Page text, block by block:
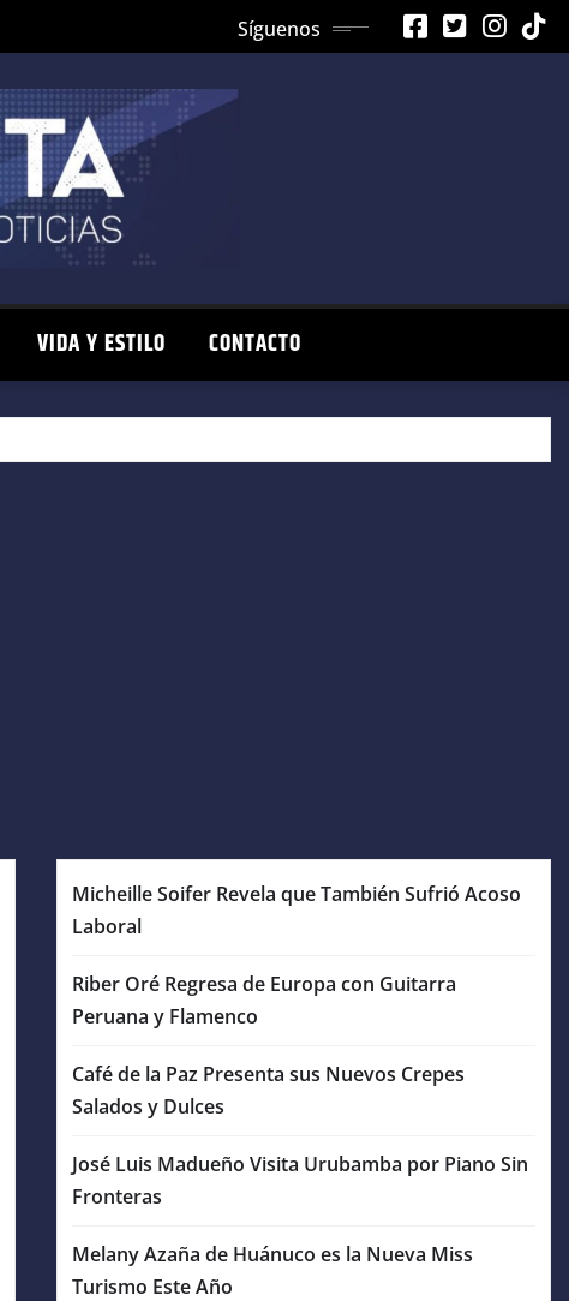
Síguenos
VIDA Y ESTILO CONTACTO
Micheille Soifer Revela que También Sufrió Acoso
Laboral
Riber Oré Regresa de Europa con Guitarra
Peruana y Flamenco
Café de la Paz Presenta sus Nuevos Crepes
Salados y Dulces
José Luis Madueño Visita Urubamba por Piano Sin
Fronteras
Melany Azaña de Huánuco es la Nueva Miss
Turismo Este Año